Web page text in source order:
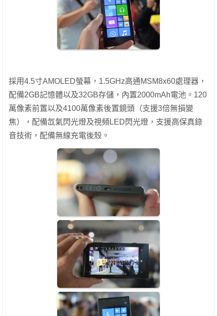
採用4.5寸AMOLED螢幕，1.5GHz高通MSM8x60處理器，
配備2GB記憶體以及32GB存儲，內置2000mAh電池。120
萬像素前置以及4100萬像素後置鏡頭（支援3倍無損變
焦），配備氙氣閃光燈及視頻LED閃光燈，支援高保真錄
音技術，配備無線充電後殼。